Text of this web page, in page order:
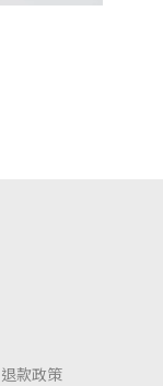
退款政策